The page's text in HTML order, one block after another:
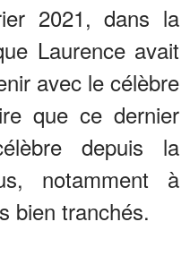
2021, dans la
Laurence avait
avec le célèbre
que ce dernier
depuis la
notamment à
bien tranchés.